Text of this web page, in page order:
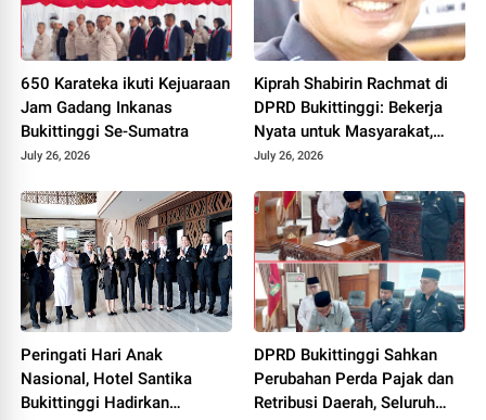
650 Karateka ikuti Kejuaraan
Jam Gadang Inkanas
Bukittinggi Se-Sumatra
July 26, 2026
Kiprah Shabirin Rachmat di
DPRD Bukittinggi: Bekerja
Nyata untuk Masyarakat,
Lebih Banyak Aksi daripada
July 26, 2026
Peringati Hari Anak
Nasional, Hotel Santika
Bukittinggi Hadirkan
DPRD Bukittinggi Sahkan
Perubahan Perda Pajak dan
Retribusi Daerah, Seluruh